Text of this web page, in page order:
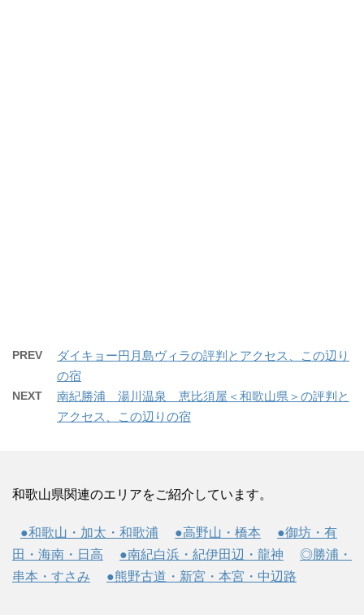
PREV
ダイキョー円月島ヴィラの評判とアクセス、この辺り
の宿
NEXT
南紀勝浦 湯川温泉 恵比須屋＜和歌山県＞の評判と
アクセス、この辺りの宿
和歌山県関連のエリアをご紹介しています。
●和歌山・加太・和歌浦 ●高野山・橋本
●御坊・有
田・海南・日高
●南紀白浜・紀伊田辺・龍神
◎勝浦・
串本・すさみ
●熊野古道・新宮・本宮・中辺路